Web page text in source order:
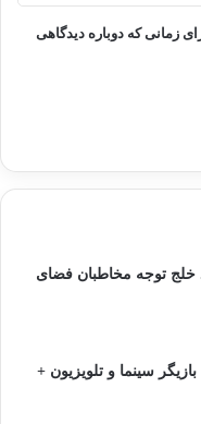
زمانی که دوباره دیدگاهی
خلج توجه مخاطبان فضای
سینما و تلویزیون +